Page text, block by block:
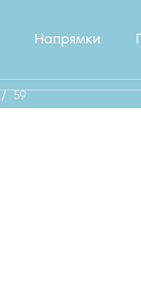
Напрямки
/ 59